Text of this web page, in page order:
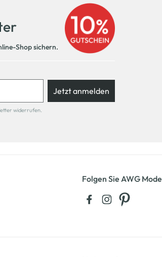
Shop sichern.
Jetzt anmelden
widerrufen.
Folgen Sie AWG Mode